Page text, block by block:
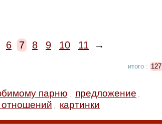
6 7 8 9 10 11 →
итого : 127
парню , предложение ,
, картинки